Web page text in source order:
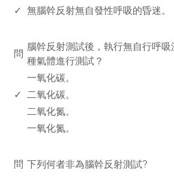
✓ 無腦幹反射無自發性呼吸的昏迷。
問
腦幹反射測試後，執行無自行呼
種氣體進行測試？
一氧化碳。
✓ 二氧化碳。
二氧化氮。
一氧化氮。
問 下列何者非為腦幹反射測試?